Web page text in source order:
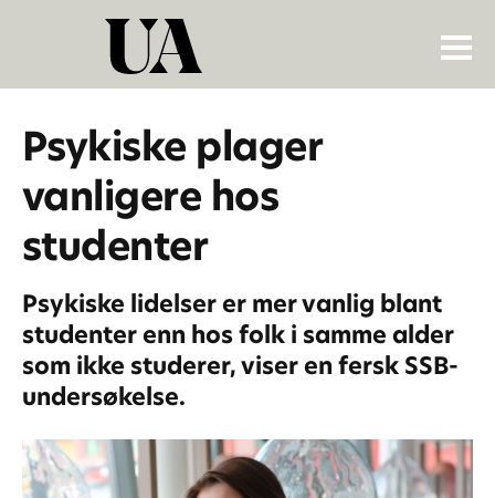
Psykiske plager
vanligere hos
studenter
Psykiske lidelser er mer vanlig blant
studenter enn hos folk i samme alder
som ikke studerer, viser en fersk SSB-
undersøkelse.